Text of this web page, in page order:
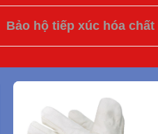
Bảo hộ tiếp xúc hóa chất